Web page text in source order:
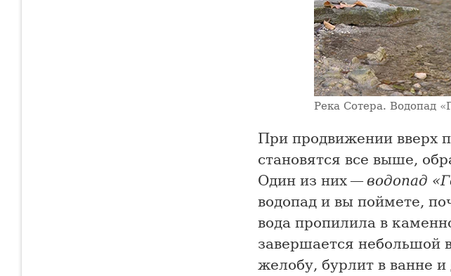
Река Сотера. Водопад
При продвижении вверх
становятся все выше,
Один из них —водопад
водопад и вы поймете,
вода пропилила в
завершается небольшой
желобу, бурлит в ванне